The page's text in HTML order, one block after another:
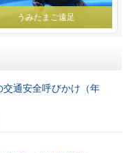
うみたまご遠足
通安全呼びかけ（年